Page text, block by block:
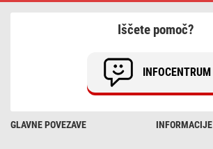
GLAVNE POVEZAVE INFORMACIJE
Iščete pomoč?
INFOCENTRUM